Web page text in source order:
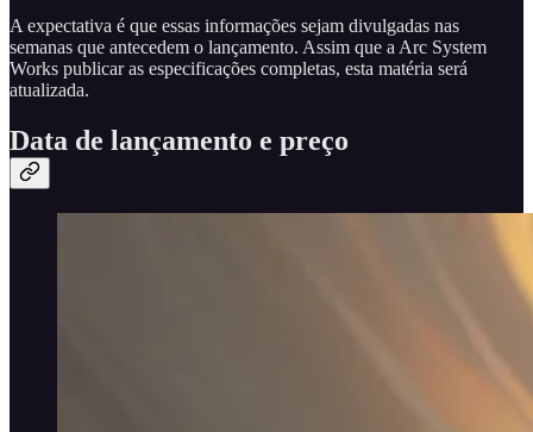
A expectativa é que essas informações sejam divulgadas nas
semanas que antecedem o lançamento. Assim que a Arc System
Works publicar as especificações completas, esta matéria será
atualizada.
Data de lançamento e preço